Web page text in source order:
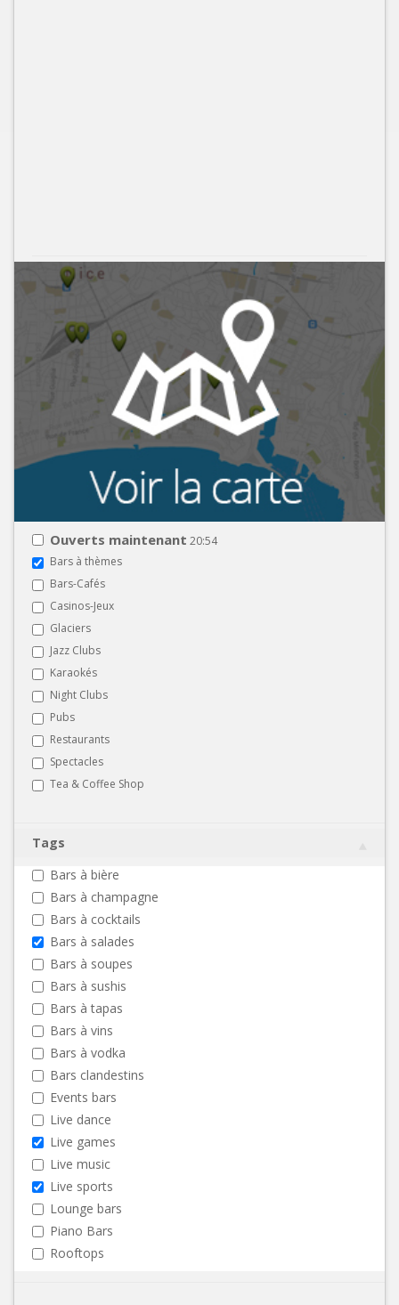
Ouverts maintenant 20:54
Bars à thèmes
Bars-Cafés
Casinos-Jeux
Glaciers
Jazz Clubs
Karaokés
Night Clubs
Pubs
Restaurants
Spectacles
Tea & Coffee Shop
Tags
Bars à bière
Bars à champagne
Bars à cocktails
Bars à salades
Bars à soupes
Bars à sushis
Bars à tapas
Bars à vins
Bars à vodka
Bars clandestins
Events bars
Live dance
Live games
Live music
Live sports
Lounge bars
Piano Bars
Rooftops